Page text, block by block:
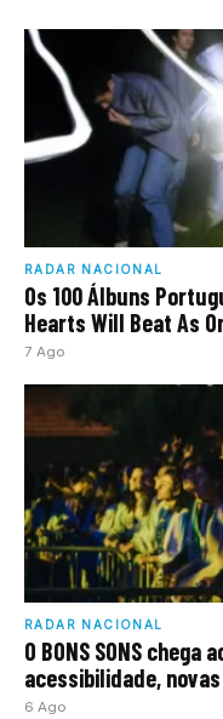
RADAR NACIONAL
Os 100 Álbuns
Hearts Will Beat As
7 Ago
RADAR NACIONAL
O BONS SONS
acessibilidade,
6 Ago